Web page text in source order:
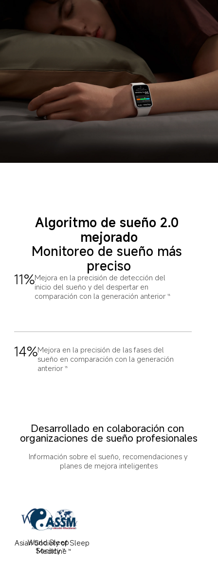
Algoritmo de sueño 2.0
mejorado
Monitoreo de sueño más
preciso
11%Mejora en la precisión de detección del
inicio del sueño y del despertar en
comparación con la generación anterior 13
14%Mejora en la precisión de las fases del
sueño en comparación con la generación
anterior 13
Desarrollado en colaboración con
organizaciones de sueño profesionales
Información sobre el sueño, recomendaciones y
planes de mejora inteligentes
World Sleep
Society 14
Asian Society of Sleep
Medicine 14